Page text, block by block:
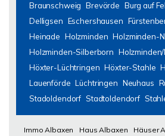
Braunschweig Brevörde Burg auf
Delligsen Eschershausen
Heinade Holzminden Holzminden-
Holzminden-Silberborn Holzminden/
Höxter-Lüchtringen Höxter-Stahle
Lauenförde Lüchtringen Neuhaus
Stadoldendorf Stadtoldendorf
Immo Albaxen Haus Albaxen Häuser